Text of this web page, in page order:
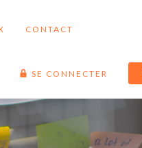
CONTACT
SE CONNECTER